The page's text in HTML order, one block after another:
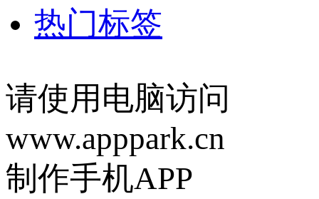
热门标签
请使用电脑访问
www.apppark.cn
制作手机APP